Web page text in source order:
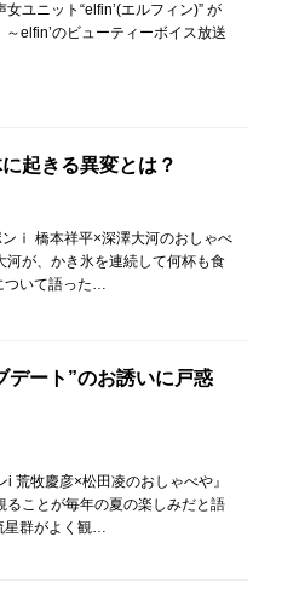
ユニット“elfin’(エルフィン)” が
elfin’のビューティーボイス放送
起きる異変とは？
ｉ 橋本祥平×深澤大河のおしゃべ
が、かき氷を連続して何杯も食
ついて語った…
デート”のお誘いに戸惑
荒牧慶彦×松田凌のおしゃべや』
ことが毎年の夏の楽しみだと語
星群がよく観…